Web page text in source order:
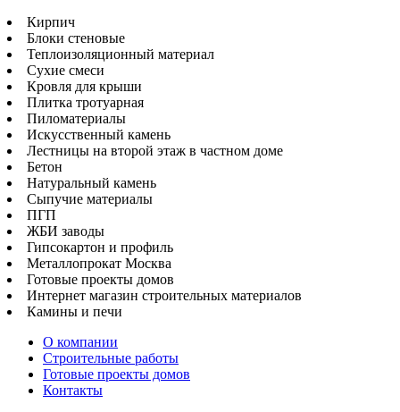
Кирпич
Блоки стеновые
Теплоизоляционный материал
Сухие смеси
Кровля для крыши
Плитка тротуарная
Пиломатериалы
Искусственный камень
Лестницы на второй этаж в частном доме
Бетон
Натуральный камень
Сыпучие материалы
ПГП
ЖБИ заводы
Гипсокартон и профиль
Металлопрокат Москва
Готовые проекты домов
Интернет магазин строительных материалов
Камины и печи
О компании
Строительные работы
Готовые проекты домов
Контакты